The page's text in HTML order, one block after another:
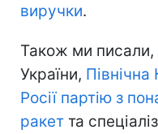
виручки.
Також ми
України,
Росії партію з
ракет та